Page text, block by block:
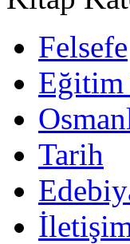
Felsefe
Tarih